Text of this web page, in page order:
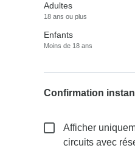
Adultes
18 ans ou plus
Enfants
Moins de 18 ans
Confirmation
Afficher
circuits avec